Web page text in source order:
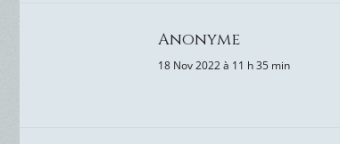
Anonyme
18 Nov 2022 à 11 h 35 min